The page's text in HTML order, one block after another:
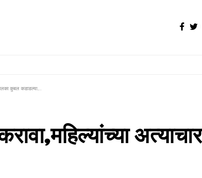
कुबल कडाडल्या…..